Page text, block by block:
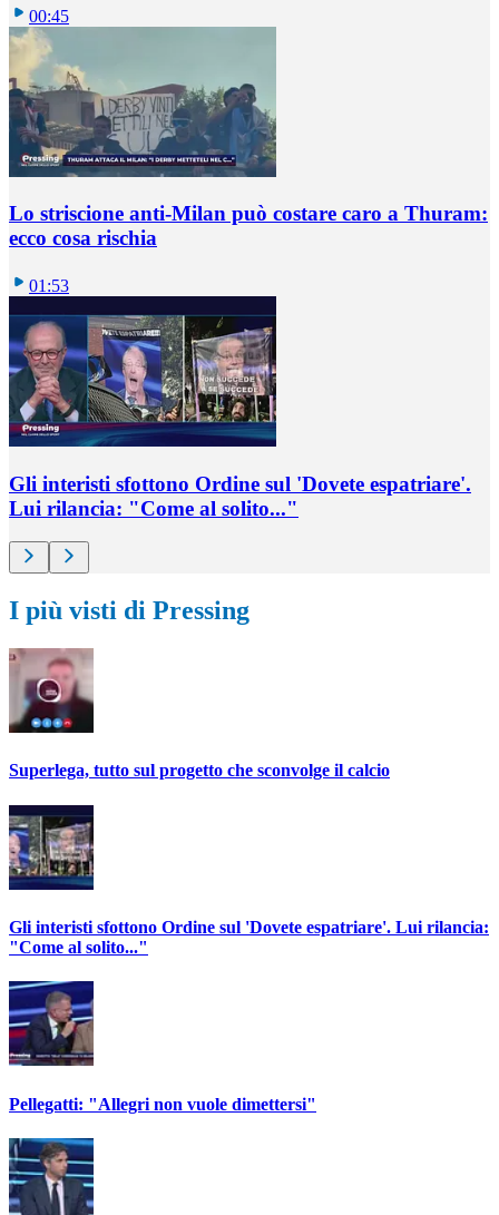
00:45
Lo striscione anti-Milan può costare caro a Thuram:
ecco cosa rischia
01:53
Gli interisti sfottono Ordine sul 'Dovete espatriare'.
Lui rilancia: "Come al solito..."
I più visti di Pressing
Superlega, tutto sul progetto che sconvolge il calcio
Gli interisti sfottono Ordine sul 'Dovete espatriare'. Lui rilancia:
"Come al solito..."
Pellegatti: "Allegri non vuole dimettersi"